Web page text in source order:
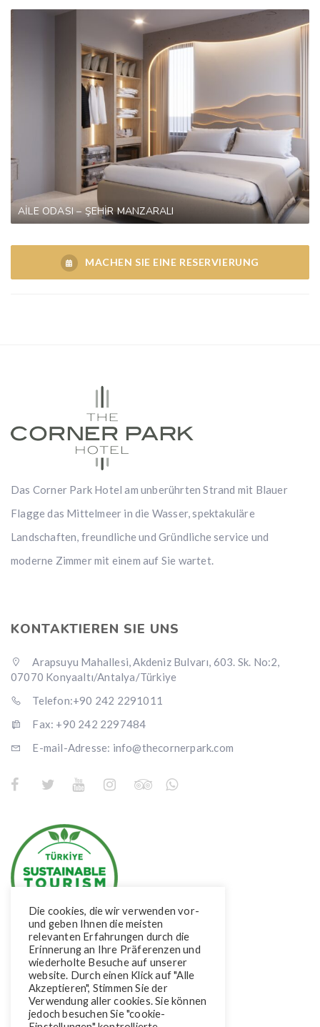
AİLE ODASI – ŞEHİR MANZARALI
MACHEN SIE EINE RESERVIERUNG
Das Corner Park Hotel am unberührten Strand mit Blauer
Flagge das Mittelmeer in die Wasser, spektakuläre
Landschaften, freundliche und Gründliche service und
moderne Zimmer mit einem auf Sie wartet.
KONTAKTIEREN SIE UNS
Arapsuyu Mahallesi, Akdeniz Bulvarı, 603. Sk. No:2,
07070 Konyaaltı/Antalya/Türkiye
Telefon:+90 242 2291011
Fax: +90 242 2297484
E-mail-Adresse: info@thecornerpark.com
Die cookies, die wir verwenden vor-
und geben Ihnen die meisten
relevanten Erfahrungen durch die
Erinnerung an Ihre Präferenzen und
wiederholte Besuche auf unserer
website. Durch einen Klick auf "Alle
Akzeptieren", Stimmen Sie der
Verwendung aller cookies. Sie können
jedoch besuchen Sie "cookie-